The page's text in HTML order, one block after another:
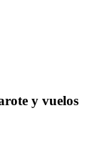
y vuelos